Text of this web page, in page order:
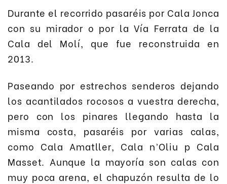
Durante el recorrido pasaréis por Cala Jonca
con su mirador o por la Vía Ferrata de la
Cala del Molí, que fue reconstruida en
2013.
Paseando por estrechos senderos dejando
los acantilados rocosos a vuestra derecha,
pero con los pinares llegando hasta la
misma costa, pasaréis por varias calas,
como Cala Amatller, Cala n’Oliu p Cala
Masset. Aunque la mayoría son calas con
muy poca arena, el chapuzón resulta de lo